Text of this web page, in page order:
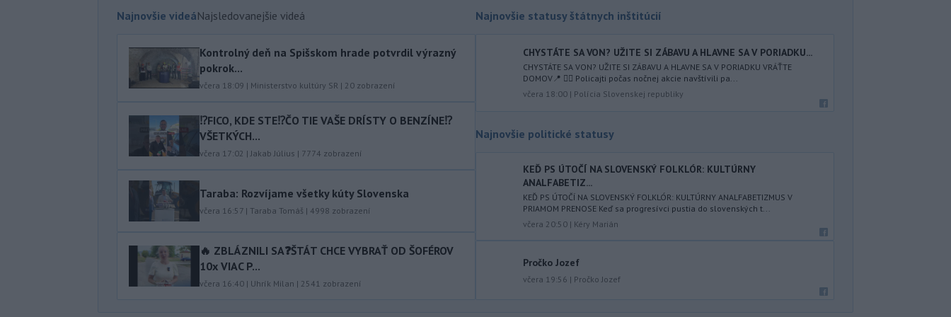
rozhodnúť o novom
generálnom prokurátorovi, ak
šesťmesačnej výpovednej lehoty.
Silné búrky vo štvrtok
vyvolali v hornatých oblastiach
zosuvy pôdy.
hydrometeorologický ústav (SHMÚ)
pred búrkami vo
viacerých okresoch stredného a
východného Slovenska. Vydal preto
výstrahu prvého stupňa.
11:18
požiada Národný bezpečnostný
(NBÚ) o nezávislé odborné posúdenie
Najnovšie videáNajsledovanejšie videá
Kontrolný deň na Spišskom hrade potvrdil výrazný
pokrok...
včera 18:09 | Ministerstvo kultúry SR | 20 zobrazení
⁉️FICO, KDE STE⁉️ČO TIE VAŠE DRÍSTY O BENZÍNE⁉️
VŠETKÝCH...
včera 17:02 |Jakab Július | 7774 zobrazení
Taraba: Rozvíjame všetky kúty Slovenska
včera 16:57 | Taraba Tomáš | 4998 zobrazení
🔥 ZBLÁZNILI SA❓️ŠTÁT CHCE VYBRAŤ OD ŠOFÉROV
10x VIAC P...
včera 16:40 | Uhrík Milan | 2541 zobrazení
Najnovšie statusy štátnych inštitúcií
CHYSTÁTE SA VON? UŽITE SI ZÁBAVU A HLAVNE SA V PORIADKU...
CHYSTÁTE SA VON? UŽITE SI ZÁBAVU A HLAVNE SA V PORIADKU VRÁŤTE
DOMOV📍 👮‍♂️ Policajti počas nočnej akcie navštívili pa...
včera 18:00 | Polícia Slovenskej republiky
Najnovšie politické statusy
KEĎ PS ÚTOČÍ NA SLOVENSKÝ FOLKLÓR: KULTÚRNY
ANALFABETIZ...
KEĎ PS ÚTOČÍ NA SLOVENSKÝ FOLKLÓR: KULTÚRNY ANALFABETIZMUS V
PRIAMOM PRENOSE Keď sa progresívci pustia do slovenských t...
včera 20:50 | Kéry Marián
Pročko Jozef
včera 19:56 | Pročko Jozef